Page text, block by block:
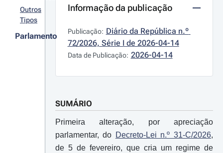
Outros
Tipos
Parlamento
Informação da publicação
Publicação: Diário da República n.º
72/2026, Série I de 2026-04-14
Data de Publicação: 2026-04-14
SUMÁRIO
Primeira alteração, por apreciação
parlamentar, do Decreto-Lei n.º 31-C/2026,
de 5 de fevereiro, que cria um regime de